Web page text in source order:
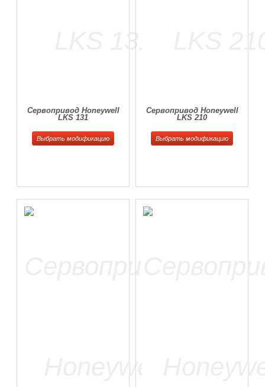
Сервопривод Honeywell
LKS 131
Выбрать модификацию
Сервопривод Honeywell
LKS 210
Выбрать модификацию